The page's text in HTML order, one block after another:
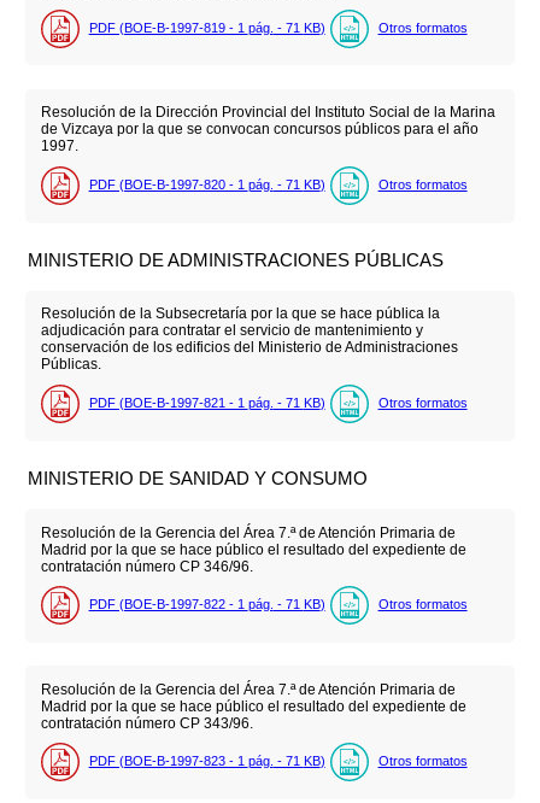
PDF (BOE-B-1997-819 - 1 pág. - 71 KB) Otros formatos
Resolución de la Dirección Provincial del Instituto Social de la Marina
de Vizcaya por la que se convocan concursos públicos para el año
1997.
PDF (BOE-B-1997-820 - 1 pág. - 71 KB) Otros formatos
MINISTERIO DE ADMINISTRACIONES PÚBLICAS
Resolución de la Subsecretaría por la que se hace pública la
adjudicación para contratar el servicio de mantenimiento y
conservación de los edificios del Ministerio de Administraciones
Públicas.
PDF (BOE-B-1997-821 - 1 pág. - 71 KB) Otros formatos
MINISTERIO DE SANIDAD Y CONSUMO
Resolución de la Gerencia del Área 7.ª de Atención Primaria de
Madrid por la que se hace público el resultado del expediente de
contratación número CP 346/96.
PDF (BOE-B-1997-822 - 1 pág. - 71 KB) Otros formatos
Resolución de la Gerencia del Área 7.ª de Atención Primaria de
Madrid por la que se hace público el resultado del expediente de
contratación número CP 343/96.
PDF (BOE-B-1997-823 - 1 pág. - 71 KB) Otros formatos